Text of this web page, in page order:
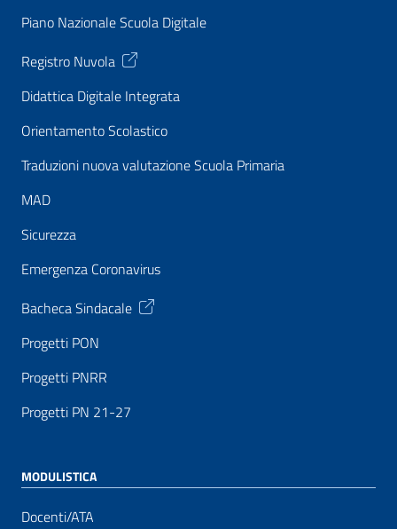
Piano Nazionale Scuola Digitale
Registro Nuvola
Didattica Digitale Integrata
Orientamento Scolastico
Traduzioni nuova valutazione Scuola Primaria
MAD
Sicurezza
Emergenza Coronavirus
Bacheca Sindacale
Progetti PON
Progetti PNRR
Progetti PN 21-27
MODULISTICA
Docenti/ATA